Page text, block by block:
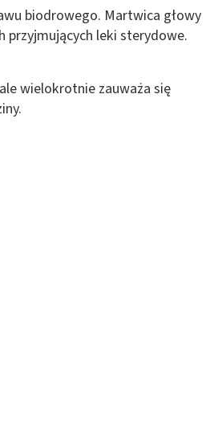
biodrowego. Martwica głowy
przyjmujących leki sterydowe.
wielokrotnie zauważa się